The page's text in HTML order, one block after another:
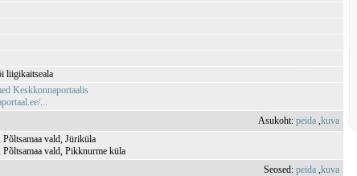
liigikaitseala
Keskkonnaportaalis
...
Asukoht:peida ,kuva
Põltsamaa vald, Jüriküla
Põltsamaa vald, Pikknurme küla
Seosed:peida ,kuva